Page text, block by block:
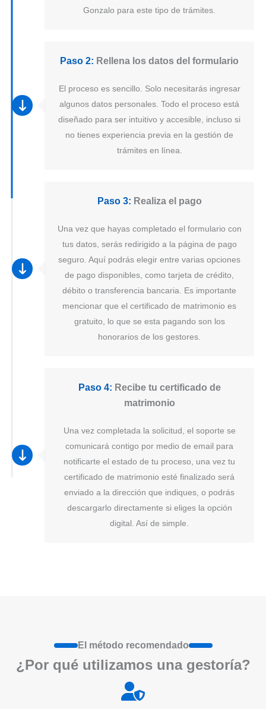
Gonzalo para este tipo de trámites.
Paso 2: Rellena los datos del formulario
El proceso es sencillo. Solo necesitarás ingresar
algunos datos personales. Todo el proceso está
diseñado para ser intuitivo y accesible, incluso si
no tienes experiencia previa en la gestión de
trámites en línea.
Paso 3: Realiza el pago
Una vez que hayas completado el formulario con
tus datos, serás redirigido a la página de pago
seguro. Aquí podrás elegir entre varias opciones
de pago disponibles, como tarjeta de crédito,
débito o transferencia bancaria. Es importante
mencionar que el certificado de matrimonio es
gratuito, lo que se esta pagando son los
honorarios de los gestores.
Paso 4: Recibe tu certificado de
matrimonio
Una vez completada la solicitud, el soporte se
comunicará contigo por medio de email para
notificarte el estado de tu proceso, una vez tu
certificado de matrimonio esté finalizado será
enviado a la dirección que indiques, o podrás
descargarlo directamente si eliges la opción
digital. Así de simple.
El método recomendado
¿Por qué utilizamos una gestoría?